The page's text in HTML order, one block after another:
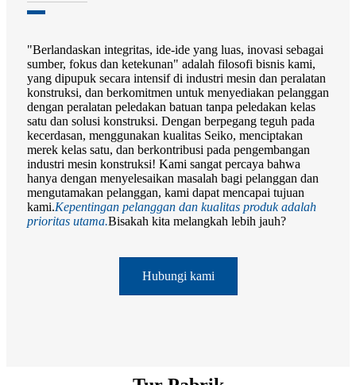
"Berlandaskan integritas, ide-ide yang luas, inovasi sebagai
sumber, fokus dan ketekunan" adalah filosofi bisnis kami,
yang dipupuk secara intensif di industri mesin dan peralatan
konstruksi, dan berkomitmen untuk menyediakan pelanggan
dengan peralatan peledakan batuan tanpa peledakan kelas
satu dan solusi konstruksi. Dengan berpegang teguh pada
kecerdasan, menggunakan kualitas Seiko, menciptakan
merek kelas satu, dan berkontribusi pada pengembangan
industri mesin konstruksi! Kami sangat percaya bahwa
hanya dengan menyelesaikan masalah bagi pelanggan dan
mengutamakan pelanggan, kami dapat mencapai tujuan
kami.Kepentingan pelanggan dan kualitas produk adalah
prioritas utama.Bisakah kita melangkah lebih jauh?
Hubungi kami